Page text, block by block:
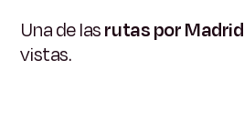
Una de lasrutas por Madrid
vistas.